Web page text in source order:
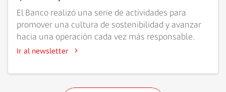
El Banco realizó una serie de actividades para
promover una cultura de sostenibilidad y avanzar
hacia una operación cada vez más responsable.
Ir al newsletter